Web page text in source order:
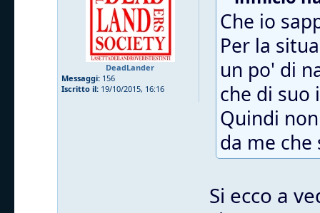
DeadLander
Messaggi: 156
Iscritto il: 19/10/2015, 16:16
Che io
Per la
un po' di
che di suo
Quindi
da me
Si ecco a